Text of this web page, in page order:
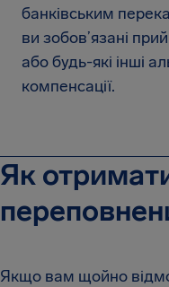
банківським
ви зобов’язані
або будь-які інші
компенсації.
Як
Якщо вам щойно